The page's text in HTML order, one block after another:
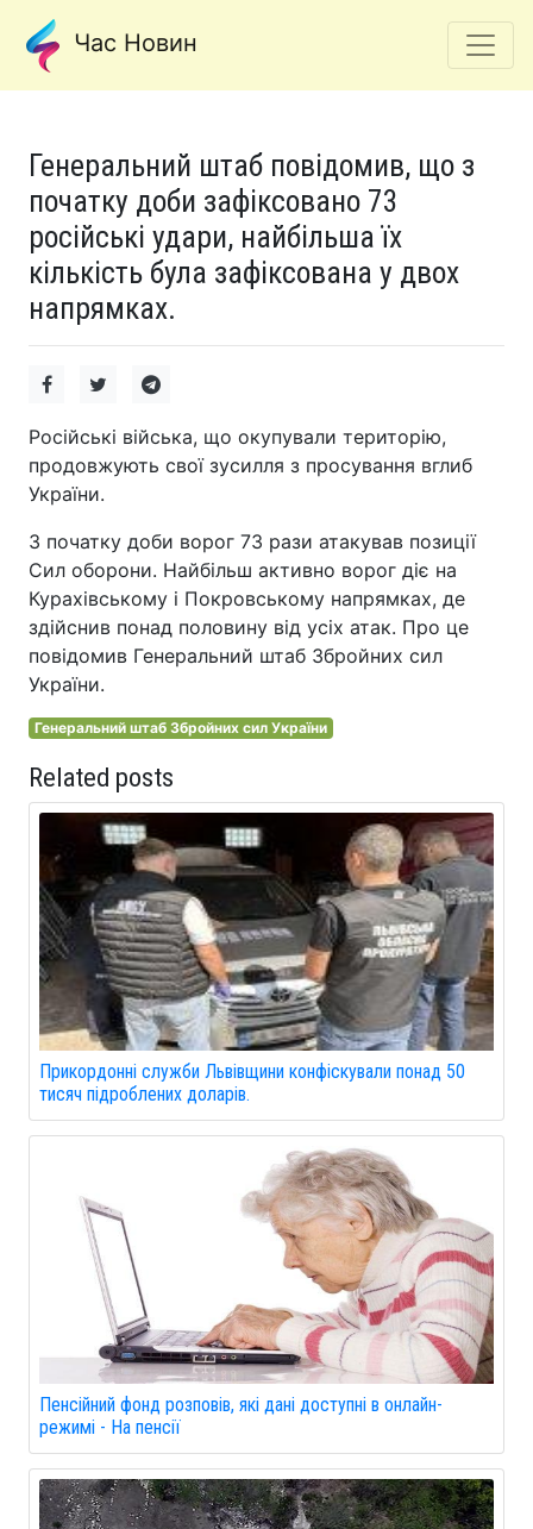
Час Новин
Генеральний штаб повідомив, що з
початку доби зафіксовано 73
російські удари, найбільша їх
кількість була зафіксована у двох
напрямках.
Російські війська, що окупували територію,
продовжують свої зусилля з просування вглиб
України.
З початку доби ворог 73 рази атакував позиції
Сил оборони. Найбільш активно ворог діє на
Курахівському і Покровському напрямках, де
здійснив понад половину від усіх атак. Про це
повідомив Генеральний штаб Збройних сил
України.
Генеральний штаб Збройних сил України
Related posts
Прикордонні служби Львівщини конфіскували понад 50
тисяч підроблених доларів.
Пенсійний фонд розповів, які дані доступні в онлайн-
режимі - На пенсії